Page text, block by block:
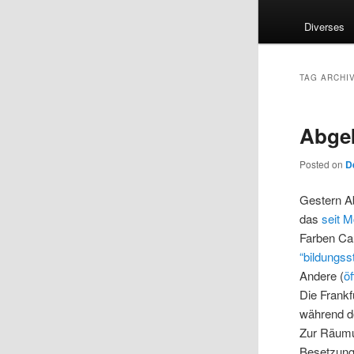
Diverses
TAG
Posted on
Gestern
dasseit
Farben
Andere (
Die
während
Zur